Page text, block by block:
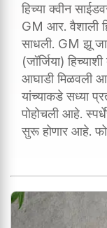
हिच्या क्वीन
GM आर. वैशाली
साधली. GM झू
(जॉर्जिया)
आघाडी मिळवली
यांच्याकडे सध्या
पोहोचली आहे.
सुरू होणार आहे.